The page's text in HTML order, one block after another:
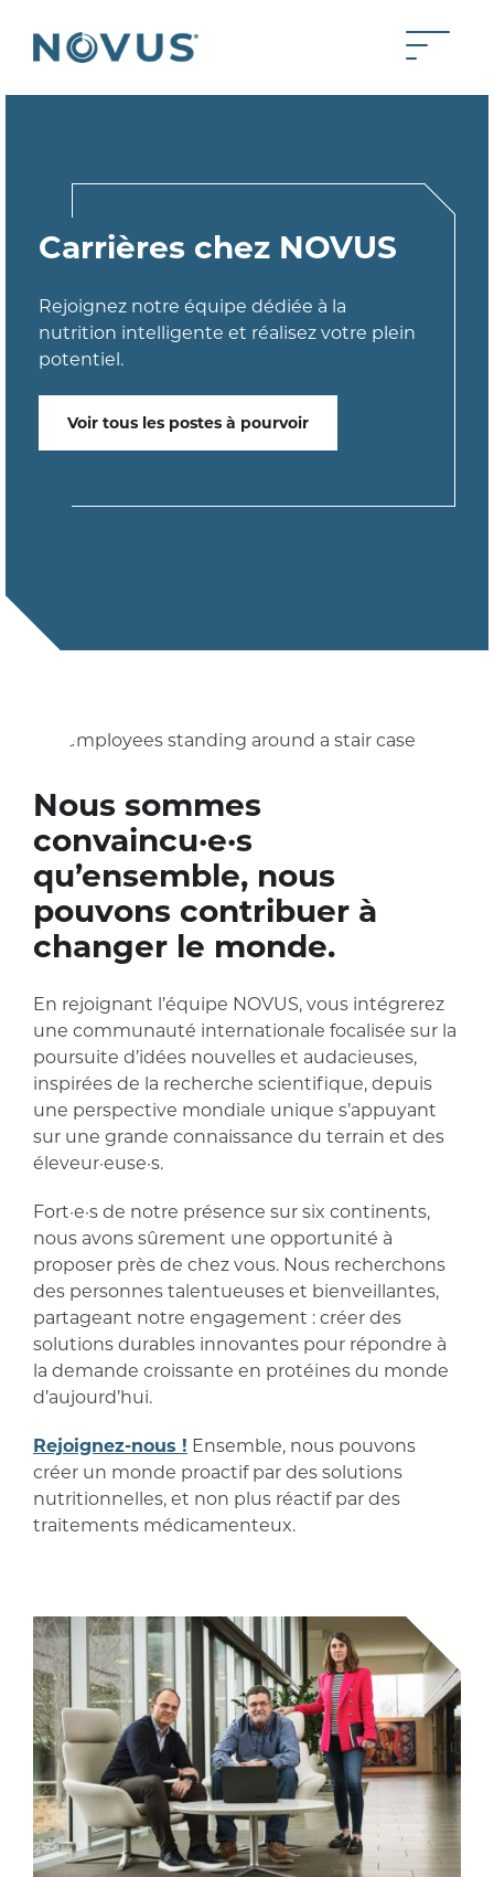
Back to home Toggle
Carrières chez NOVUS
Rejoignez notre équipe dédiée à la
nutrition intelligente et réalisez votre plein
potentiel.
Voir tous les postes à pourvoir
Nous sommes
convaincu·e·s
qu’ensemble, nous
pouvons contribuer à
changer le monde.
En rejoignant l’équipe NOVUS, vous intégrerez
une communauté internationale focalisée sur la
poursuite d’idées nouvelles et audacieuses,
inspirées de la recherche scientifique, depuis
une perspective mondiale unique s’appuyant
sur une grande connaissance du terrain et des
éleveur·euse·s.
Fort·e·s de notre présence sur six continents,
nous avons sûrement une opportunité à
proposer près de chez vous. Nous recherchons
des personnes talentueuses et bienveillantes,
partageant notre engagement : créer des
solutions durables innovantes pour répondre à
la demande croissante en protéines du monde
d’aujourd’hui.
Rejoignez-nous ! Ensemble, nous pouvons
créer un monde proactif par des solutions
nutritionnelles, et non plus réactif par des
traitements médicamenteux.